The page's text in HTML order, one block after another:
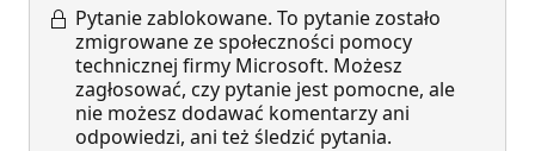
Pytanie zablokowane. To pytanie zostało
zmigrowane ze społeczności pomocy
technicznej firmy Microsoft. Możesz
zagłosować, czy pytanie jest pomocne, ale
nie możesz dodawać komentarzy ani
odpowiedzi, ani też śledzić pytania.